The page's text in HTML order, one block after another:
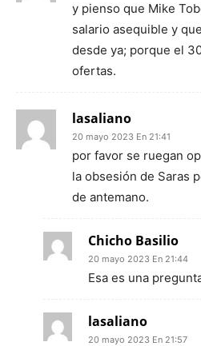
y pienso que Mike
salario asequible y
desde ya; porque el
ofertas.
lasaliano
20 mayo 2023 En 21:41
por favor se ruegan
la obsesión de Saras
de antemano.
Chicho Basilio
20 mayo 2023 En 21:44
Esa es una
lasaliano
20 mayo 2023 En 21:57